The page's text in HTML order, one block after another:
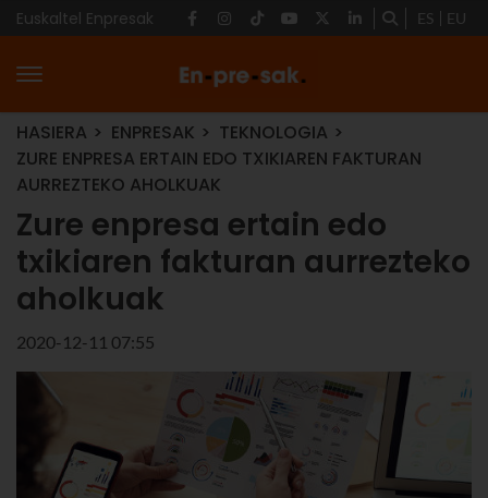
Euskaltel Enpresak ES EU
HASIERA ENPRESAK
TEKNOLOGIA
ZURE ENPRESA ERTAIN EDO TXIKIAREN FAKTURAN
AURREZTEKO AHOLKUAK
Zure enpresa ertain edo
txikiaren fakturan aurrezteko
aholkuak
2020-12-11 07:55